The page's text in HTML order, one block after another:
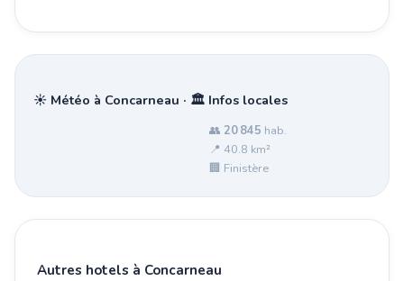
☀️ Météo à Concarneau · 🏛️ Infos locales
👥 20 845 hab.
📍 40.8 km²
🏢 Finistère
Autres hotels à Concarneau